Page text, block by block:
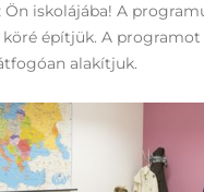
Ön iskolájába! A
építjük. A
alakítjuk.